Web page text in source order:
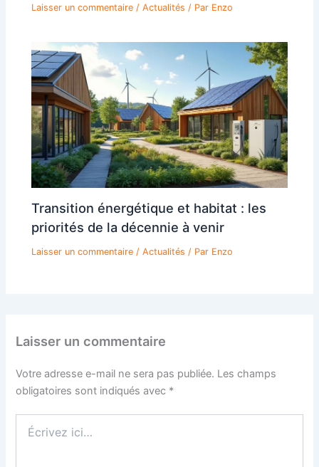
Laisser un commentaire /Actualités / Par Enzo
Transition énergétique et habitat : les
priorités de la décennie à venir
Laisser un commentaire /Actualités / Par Enzo
Laisser un commentaire
Votre adresse e-mail ne sera pas publiée. Les champs
obligatoires sont indiqués avec *
ici…